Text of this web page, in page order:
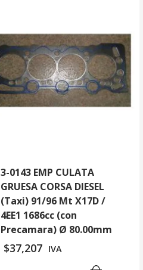
3-0143 EMP CULATA
GRUESA CORSA DIESEL
(Taxi) 91/96 Mt X17D /
4EE1 1686cc (con
Precamara) Ø 80.00mm
$37,207 IVA